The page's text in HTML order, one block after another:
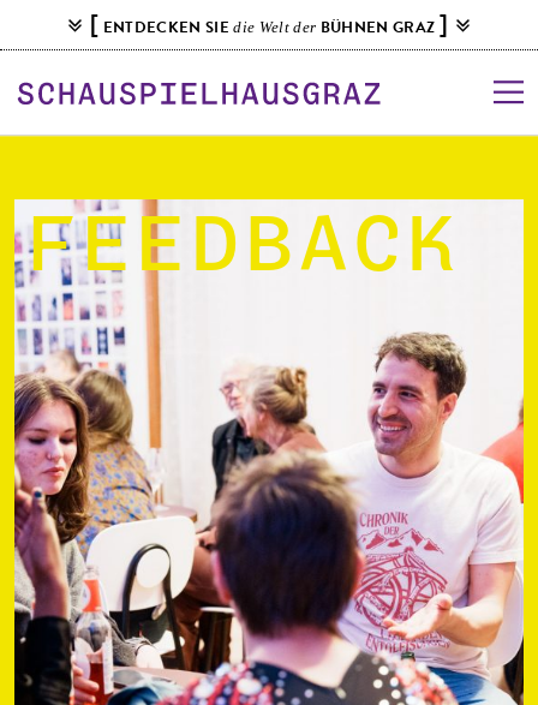
k
p
t
c
o
n
t
[ ENTDECKEN SIEdie Welt der BÜHNEN GRAZ ]
Feedback